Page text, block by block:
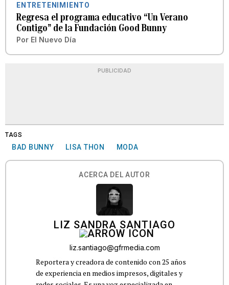
ENTRETENIMIENTO
Regresa el programa educativo “Un Verano
Contigo” de la Fundación Good Bunny
Por El Nuevo Día
PUBLICIDAD
TAGS
BAD BUNNY LISA THON MODA
ACERCA DEL AUTOR
LIZ SANDRA SANTIAGO
liz.santiago@gfrmedia.com
Reportera y creadora de contenido con 25 años
de experiencia en medios impresos, digitales y